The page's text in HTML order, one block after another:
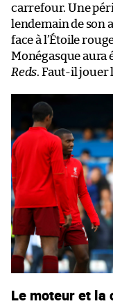
carrefour. Une
lendemain de son
face à l’Étoile
Monégasque aura
Reds. Faut-il jouer
Le moteur et la